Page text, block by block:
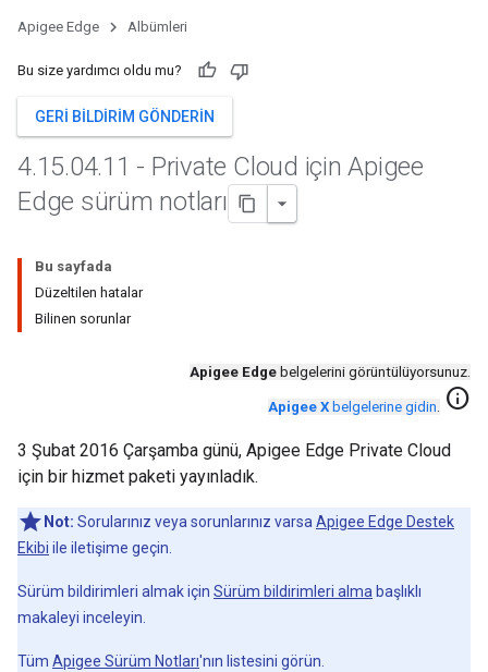
Apigee Edge Albümleri
Bu size yardımcı oldu mu?
GERI BILDIRIM GÖNDERIN
4.15.04.11 - Private Cloud için Apigee
Edge sürüm notları
Bu sayfada
Düzeltilen hatalar
Bilinen sorunlar
Apigee Edge belgelerini görüntülüyorsunuz.
Apigee X belgelerine gidin. info
3 Şubat 2016 Çarşamba günü, Apigee Edge Private Cloud
için bir hizmet paketi yayınladık.
Not: Sorularınız veya sorunlarınız varsa Apigee Edge Destek
Ekibi ile iletişime geçin.
Sürüm bildirimleri almak için Sürüm bildirimleri alma başlıklı
makaleyi inceleyin.
Tüm Apigee Sürüm Notları'nın listesini görün.